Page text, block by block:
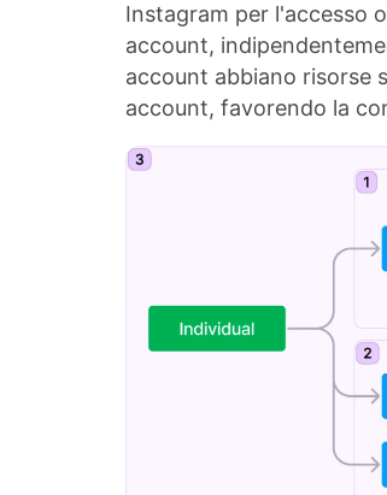
Instagram per l'accesso
account,
account abbiano risorse
account, favorendo la